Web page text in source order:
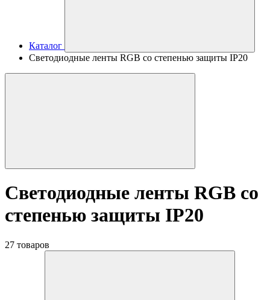
Каталог
Светодиодные ленты RGB со степенью защиты IP20
Светодиодные ленты RGB со
степенью защиты IP20
27 товаров